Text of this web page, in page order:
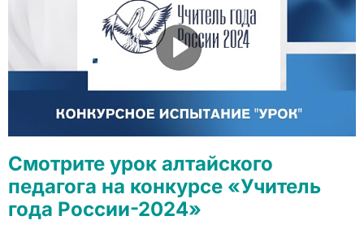
Смотрите урок алтайского
педагога на конкурсе «Учитель
года России-2024»